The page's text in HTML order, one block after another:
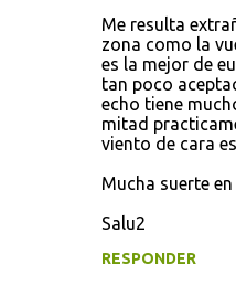
Me resulta
zona como la
es la mejor de
tan poco
echo tiene
mitad
viento de cara
Mucha suerte
Salu2
RESPONDER